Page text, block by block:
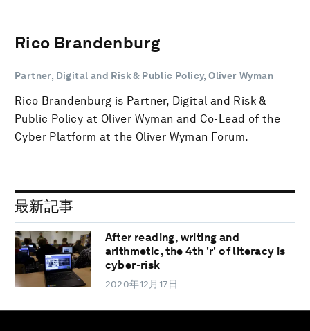
Rico Brandenburg
Partner, Digital and Risk & Public Policy, Oliver Wyman
Rico Brandenburg is Partner, Digital and Risk &
Public Policy at Oliver Wyman and Co-Lead of the
Cyber Platform at the Oliver Wyman Forum.
最新記事
After reading, writing and
arithmetic, the 4th 'r' of literacy is
cyber-risk
2020年12月17日